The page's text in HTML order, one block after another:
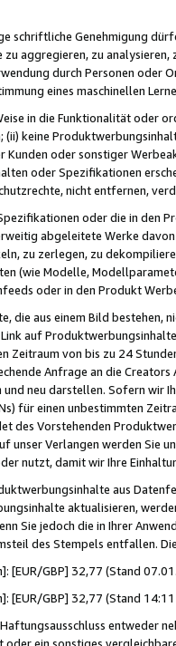
schriftliche Genehmigung
aggregieren, zu
durch Personen
eines maschinellen
in die Funktionalität oder
(ii) keine
oder sonstiger
oder Spezifikationen
nicht entfernen,
oder die in
abgeleitete Werke
zu zerlegen, zu
(wie Modelle,
oder in den Produkt
die aus einem Bild bestehen,
auf
Zeitraum von bis zu 24
Anfrage an die
neu darstellen. Sofern wir
für einen unbestimmten
des Vorstehenden
unser Verlangen werden Sie
nutzt, damit wir Ihre
aus
aktualisieren,
Sie jedoch die in Ihrer
des Stempels entfallen.
[EUR/GBP] 32,77 (Stand
[EUR/GBP] 32,77 (Stand
entweder
ein sonstiges